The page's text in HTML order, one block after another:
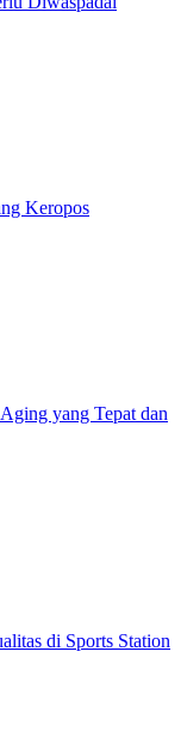
Keropos
yang Tepat dan
di Sports Station